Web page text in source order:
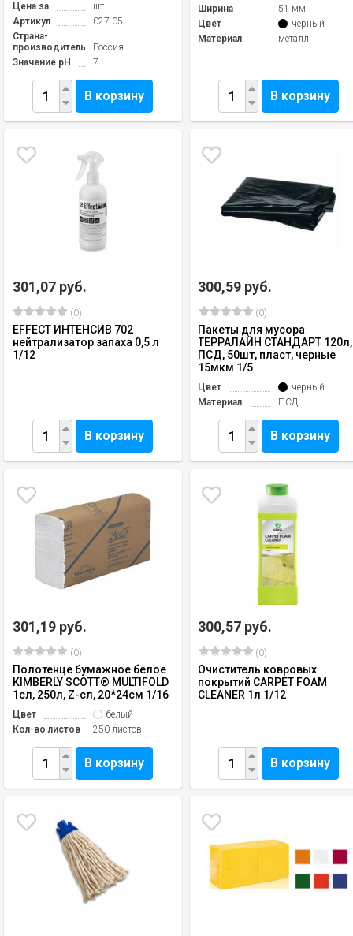
Цена за
шт.
Артикул
027-05
Страна-
производитель
Россия
Значение pH
7
В корзину
Ширина
51 мм
Цвет
черный
Материал
металл
В корзину
301,07 руб.
(0)
EFFECT ИНТЕНСИВ 702
нейтрализатор запаха 0,5 л
1/12
В корзину
300,59 руб.
(0)
Пакеты для мусора
ТЕРРАЛАЙН СТАНДАРТ 120л,
ПСД, 50шт, пласт, черные
15мкм 1/5
Цвет
черный
Материал
ПСД
В корзину
301,19 руб.
(0)
Полотенце бумажное белое
KIMBERLY SCOTT® MULTIFOLD
1сл, 250л, Z-сл, 20*24см 1/16
Цвет
белый
Кол-во листов
250 листов
В корзину
300,57 руб.
(0)
Очиститель ковровых
покрытий CARPET FOAM
CLEANER 1л 1/12
В корзину